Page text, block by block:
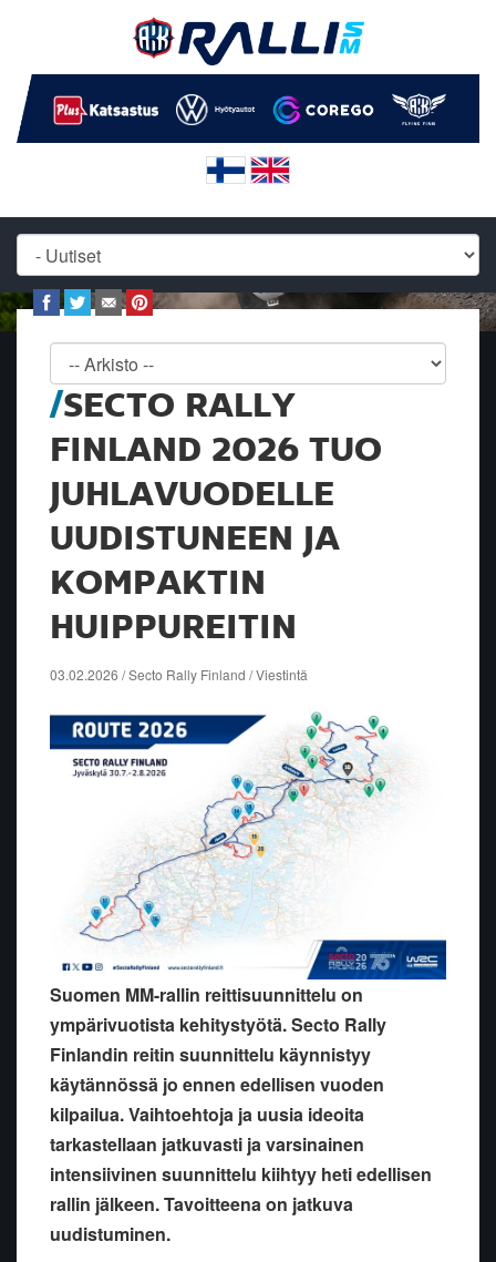
SECTO RALLY
FINLAND 2026 TUO
JUHLAVUODELLE
UUDISTUNEEN JA
KOMPAKTIN
HUIPPUREITIN
03.02.2026 / Secto Rally Finland / Viestintä
Suomen MM-rallin reittisuunnittelu on
ympärivuotista kehitystyötä. Secto Rally
Finlandin reitin suunnittelu käynnistyy
käytännössä jo ennen edellisen vuoden
kilpailua. Vaihtoehtoja ja uusia ideoita
tarkastellaan jatkuvasti ja varsinainen
intensiivinen suunnittelu kiihtyy heti edellisen
rallin jälkeen. Tavoitteena on jatkuva
uudistuminen.